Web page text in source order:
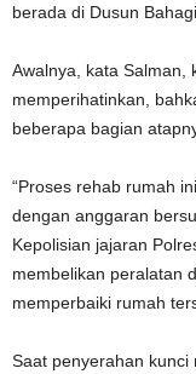
berada di Dusun
Awalnya, kata Salman,
memperihatinkan,
beberapa bagian
“Proses rehab rumah
dengan anggaran
Kepolisian jajaran
membelikan peralatan
memperbaiki rumah
Saat penyerahan kunci